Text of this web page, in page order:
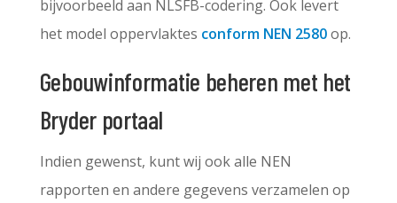
bijvoorbeeld aan NLSFB-codering. Ook levert
het model oppervlaktes conform NEN 2580op.
Gebouwinformatie beheren met het
Bryder portaal
Indien gewenst, kunt wij ook alle NEN
rapporten en andere gegevens verzamelen op